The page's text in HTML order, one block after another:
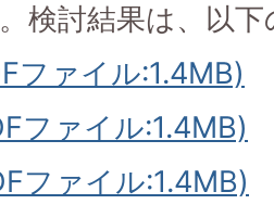
検討結果は、以
ファイル:1.4MB)
ファイル:1.4MB)
ファイル:1.4MB)